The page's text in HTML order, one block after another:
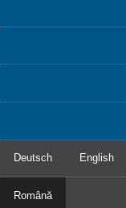
Deutsch English
Română